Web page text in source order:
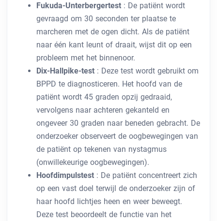
Fukuda-Unterbergertest : De patiënt wordt
gevraagd om 30 seconden ter plaatse te
marcheren met de ogen dicht. Als de patiënt
naar één kant leunt of draait, wijst dit op een
probleem met het binnenoor.
Dix-Hallpike-test : Deze test wordt gebruikt om
BPPD te diagnosticeren. Het hoofd van de
patiënt wordt 45 graden opzij gedraaid,
vervolgens naar achteren gekanteld en
ongeveer 30 graden naar beneden gebracht. De
onderzoeker observeert de oogbewegingen van
de patiënt op tekenen van nystagmus
(onwillekeurige oogbewegingen).
Hoofdimpulstest : De patiënt concentreert zich
op een vast doel terwijl de onderzoeker zijn of
haar hoofd lichtjes heen en weer beweegt.
Deze test beoordeelt de functie van het